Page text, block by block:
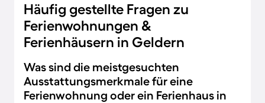
Häufig gestellte Fragen zu
Ferienwohnungen &
Ferienhäusern in Geldern
Was sind die meistgesuchten
Ausstattungsmerkmale für eine
Ferienwohnung oder ein Ferienhaus in